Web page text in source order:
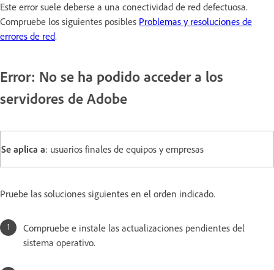
Este error suele deberse a una conectividad de red defectuosa.
Compruebe los siguientes posibles Problemas y resoluciones de
errores de red.
Error: No se ha podido acceder a los
servidores de Adobe
Se aplica a: usuarios finales de equipos y empresas
Pruebe las soluciones siguientes en el orden indicado.
Compruebe e instale las actualizaciones pendientes del
sistema operativo.